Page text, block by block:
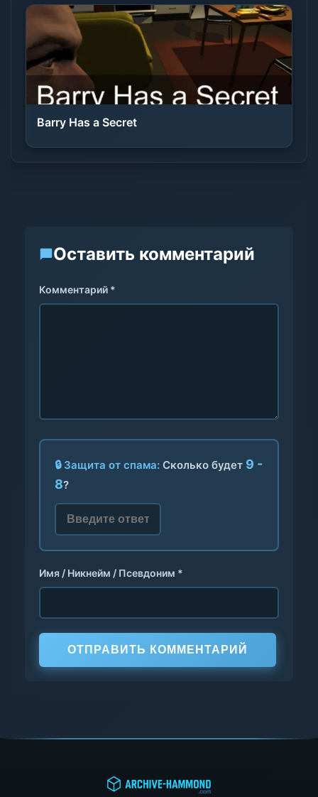
Barry Has a Secret
Оставить комментарий
Комментарий *
🔒 Защита от спама: Сколько будет 9 -
8?
Имя / Никнейм / Псевдоним *
ОТПРАВИТЬ КОММЕНТАРИЙ